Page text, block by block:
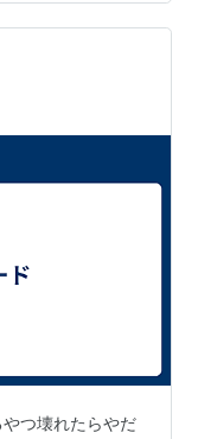
理等のサポート
ランキング参加
、Up(ry。
つ壊れたらやだ